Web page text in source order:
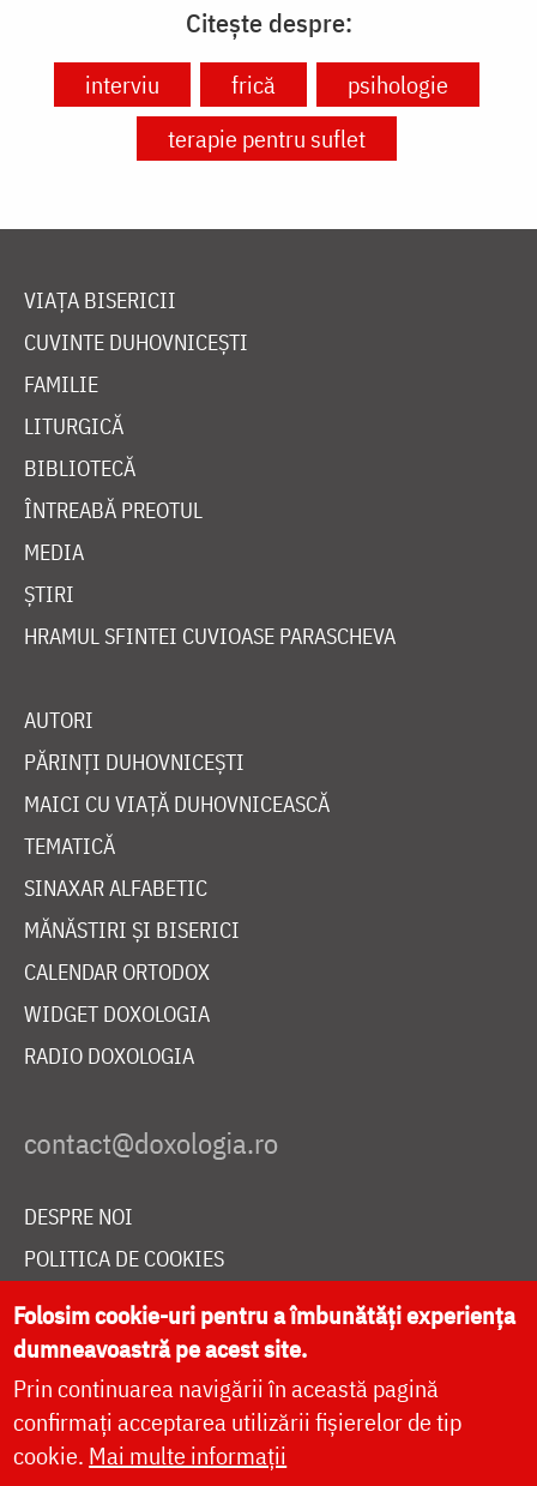
Citește despre:
interviu frică
psihologie
terapie pentru suflet
VIAȚA BISERICII
CUVINTE DUHOVNICEȘTI
FAMILIE
LITURGICĂ
BIBLIOTECĂ
ÎNTREABĂ PREOTUL
MEDIA
ȘTIRI
HRAMUL SFINTEI CUVIOASE PARASCHEVA
AUTORI
PĂRINȚI DUHOVNICEȘTI
MAICI CU VIAȚĂ DUHOVNICEASCĂ
TEMATICĂ
SINAXAR ALFABETIC
MĂNĂSTIRI ȘI BISERICI
CALENDAR ORTODOX
WIDGET DOXOLOGIA
RADIO DOXOLOGIA
DESPRE NOI
POLITICA DE COOKIES
DONEAZĂ ONLINE PENTRU CATEDRALA NAȚIONALĂ
LIVE
Folosim cookie-uri pentru a îmbunătăți experiența
dumneavoastră pe acest site.
Prin continuarea navigării în această pagină
confirmați acceptarea utilizării fișierelor de tip
cookie. Mai multe informații